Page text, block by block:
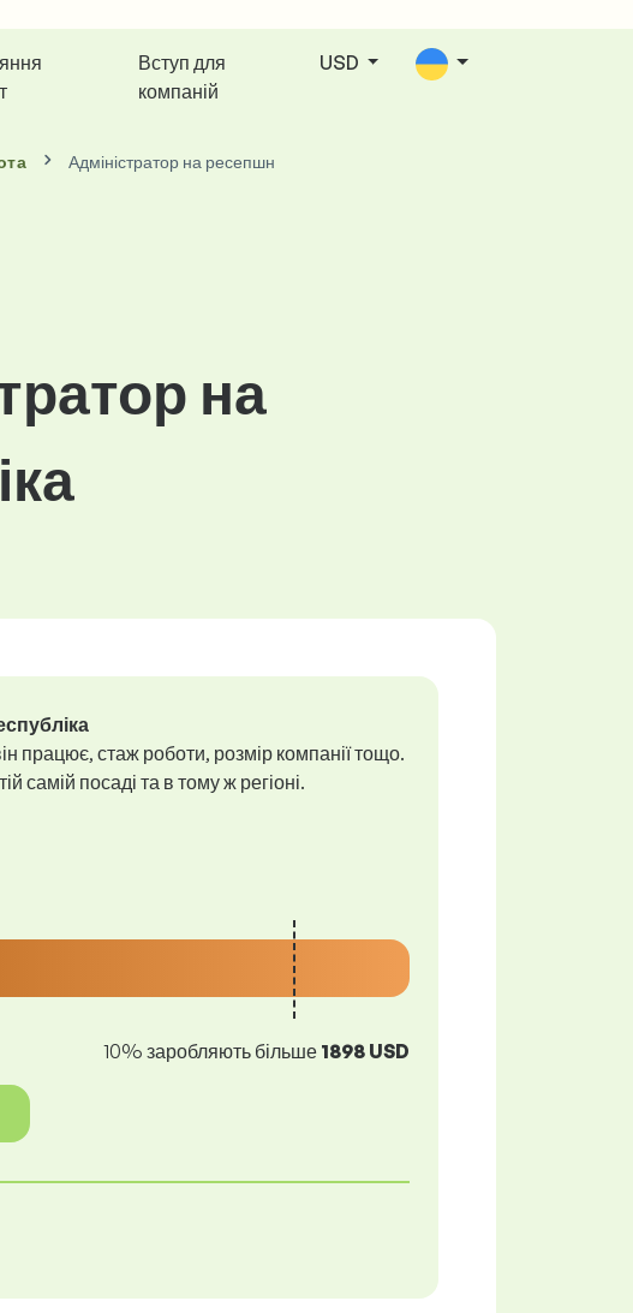
Вступ для
компаній
USD
Адміністратор на ресепшн
на
працює, стаж роботи, розмір компанії тощо.
посаді та в тому ж регіоні.
10% заробляють більше 1898 USD